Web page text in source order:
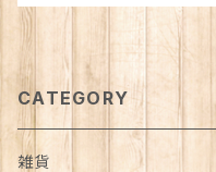
CATEGORY
雑貨